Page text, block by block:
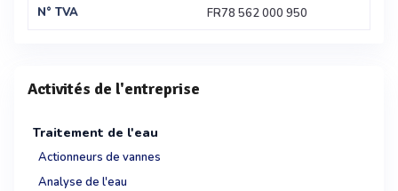
N° TVA
FR78 562 000 950
Activités de l'entreprise
Traitement de l'eau
Actionneurs de vannes
Analyse de l'eau